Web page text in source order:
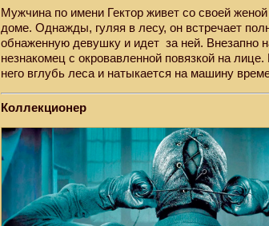
Мужчина по имени Гектор живет со своей
доме. Однажды, гуляя в лесу, он встречает
обнаженную девушку и идет за ней. Внезапно
незнакомец с окровавленной повязкой на лице.
него вглубь леса и натыкается на машину
Коллекционер